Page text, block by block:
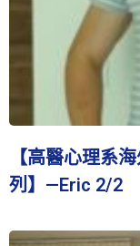
【高醫心理系
列】—Eric 2/2